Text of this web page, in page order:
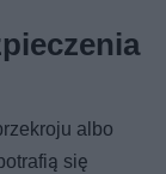
albo
się